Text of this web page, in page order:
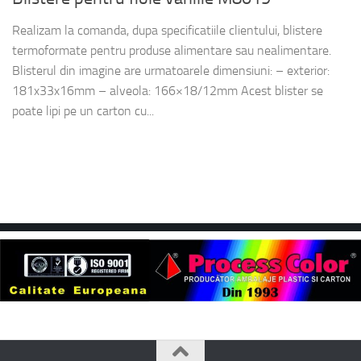
Realizam la comanda, dupa specificatiile clientului, blistere
termoformate pentru produse alimentare sau nealimentare.
Blisterul din imagine are urmatoarele dimensiuni: – exterior:
181x33x16mm – alveola: 166×18/12mm Acest blister se
poate lipi pe un carton cu...